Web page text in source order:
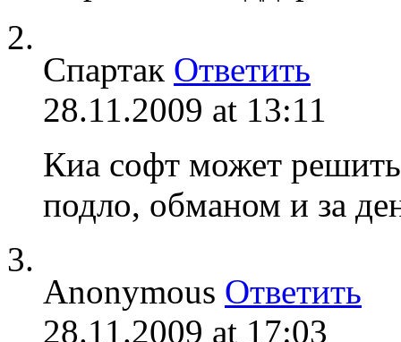
Спартак Ответить
28.11.2009 at 13:11
Киа софт может
подло, обманом и за
Anonymous Ответить
28.11.2009 at 17:03